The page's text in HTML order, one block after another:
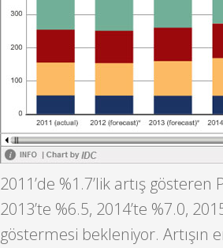
2011’de %1.7’lik artış
2013’te %6.5, 2014’te %7.0,
göstermesi bekleniyor. Artışın